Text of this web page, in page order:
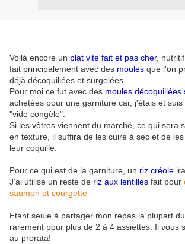
Voilà encore un plat vite fait et pas cher,
fait principalement avec des moules que l'on
déjà décoquillées et surgelées.
Pour moi ce fut avec des moules décoquillées
achetées pour une garniture car, j'étais et
"vide congèle".
Si les vôtres viennent du marché, ce qui sera
en texture, il suffira de les cuire à sec et de
leur coquille.
Pour ce qui est de la garniture, un riz créole
J'ai utilisé un reste de riz aux lentilles fait pour
saumon et courgette
Etant seule à partager mon repas la plupart
rarement pour plus de 2 à 4 assiettes. Il vous
au prorata!